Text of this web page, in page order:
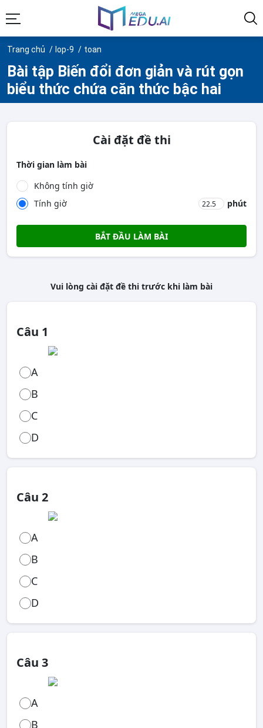
Trang chủ lop-9 toan
Bài tập Biến đổi đơn giản và rút gọn
biểu thức chứa căn thức bậc hai
Cài đặt đề thi
Thời gian làm bài
Không tính giờ
Tính giờ
phút
BẮT ĐẦU LÀM BÀI
Vui lòng cài đặt đề thi trước khi làm bài
Câu 1
A
B
C
D
Câu 2
A
B
C
D
Câu 3
A
B